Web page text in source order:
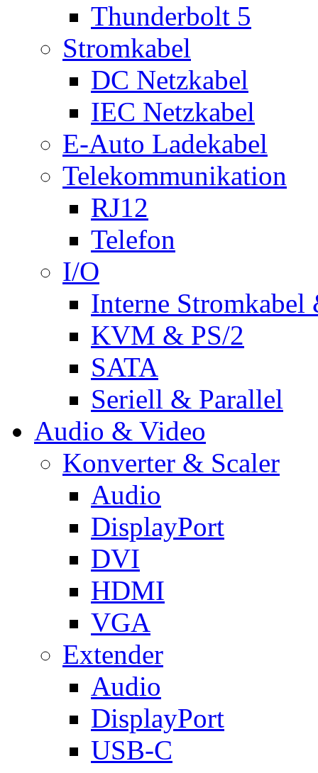
Thunderbolt 5
Stromkabel
DC Netzkabel
IEC Netzkabel
E-Auto Ladekabel
Telekommunikation
RJ12
Telefon
I/O
Interne Stromkabel
KVM & PS/2
SATA
Seriell & Parallel
Audio & Video
Konverter & Scaler
Audio
DisplayPort
DVI
HDMI
VGA
Extender
Audio
DisplayPort
USB-C